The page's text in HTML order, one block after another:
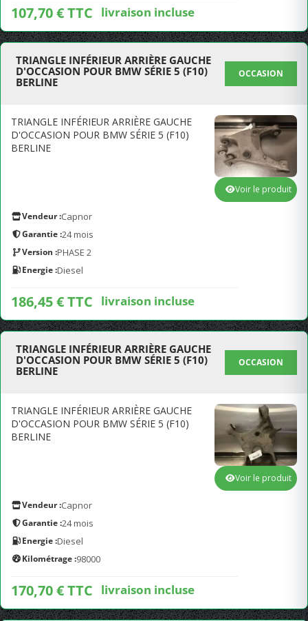
107,70 € TTC livraison incluse
TRIANGLE INFÉRIEUR ARRIÈRE GAUCHE
D'OCCASION POUR BMW SÉRIE 5 (F10)
BERLINE
OCCASION
TRIANGLE INFÉRIEUR ARRIÈRE GAUCHE
D'OCCASION POUR BMW SÉRIE 5 (F10)
BERLINE
Vendeur :Capnor
Garantie :24 mois
Version :PHASE 2
Energie :Diesel
186,45 € TTC livraison incluse
Voir le produit
TRIANGLE INFÉRIEUR ARRIÈRE GAUCHE
D'OCCASION POUR BMW SÉRIE 5 (F10)
BERLINE
OCCASION
TRIANGLE INFÉRIEUR ARRIÈRE GAUCHE
D'OCCASION POUR BMW SÉRIE 5 (F10)
BERLINE
Vendeur :Capnor
Garantie :24 mois
Energie :Diesel
Kilométrage :98000
170,70 € TTC livraison incluse
Voir le produit